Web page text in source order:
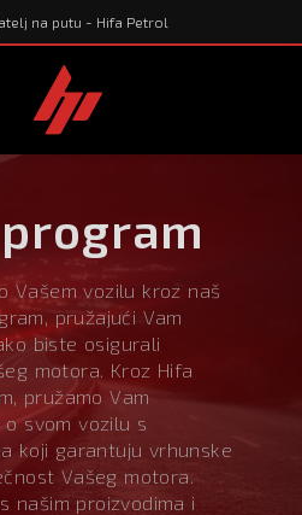
na putu - Hifa Petrol
Vašem vozilu kroz naš
pružajući Vam
biste osigurali
motora. Kroz Hifa
pružamo Vam
svom vozilu s
koji garantuju vrhunske
Vašeg motora.
našim proizvodima i